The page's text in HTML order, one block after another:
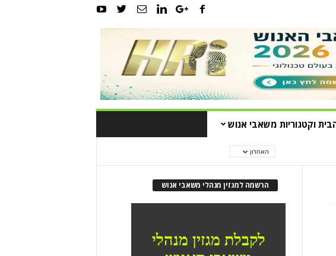
וקטגוריות משאבי אנוש
האחרון
הרשמה למגזין מנהלי משאבי אנוש